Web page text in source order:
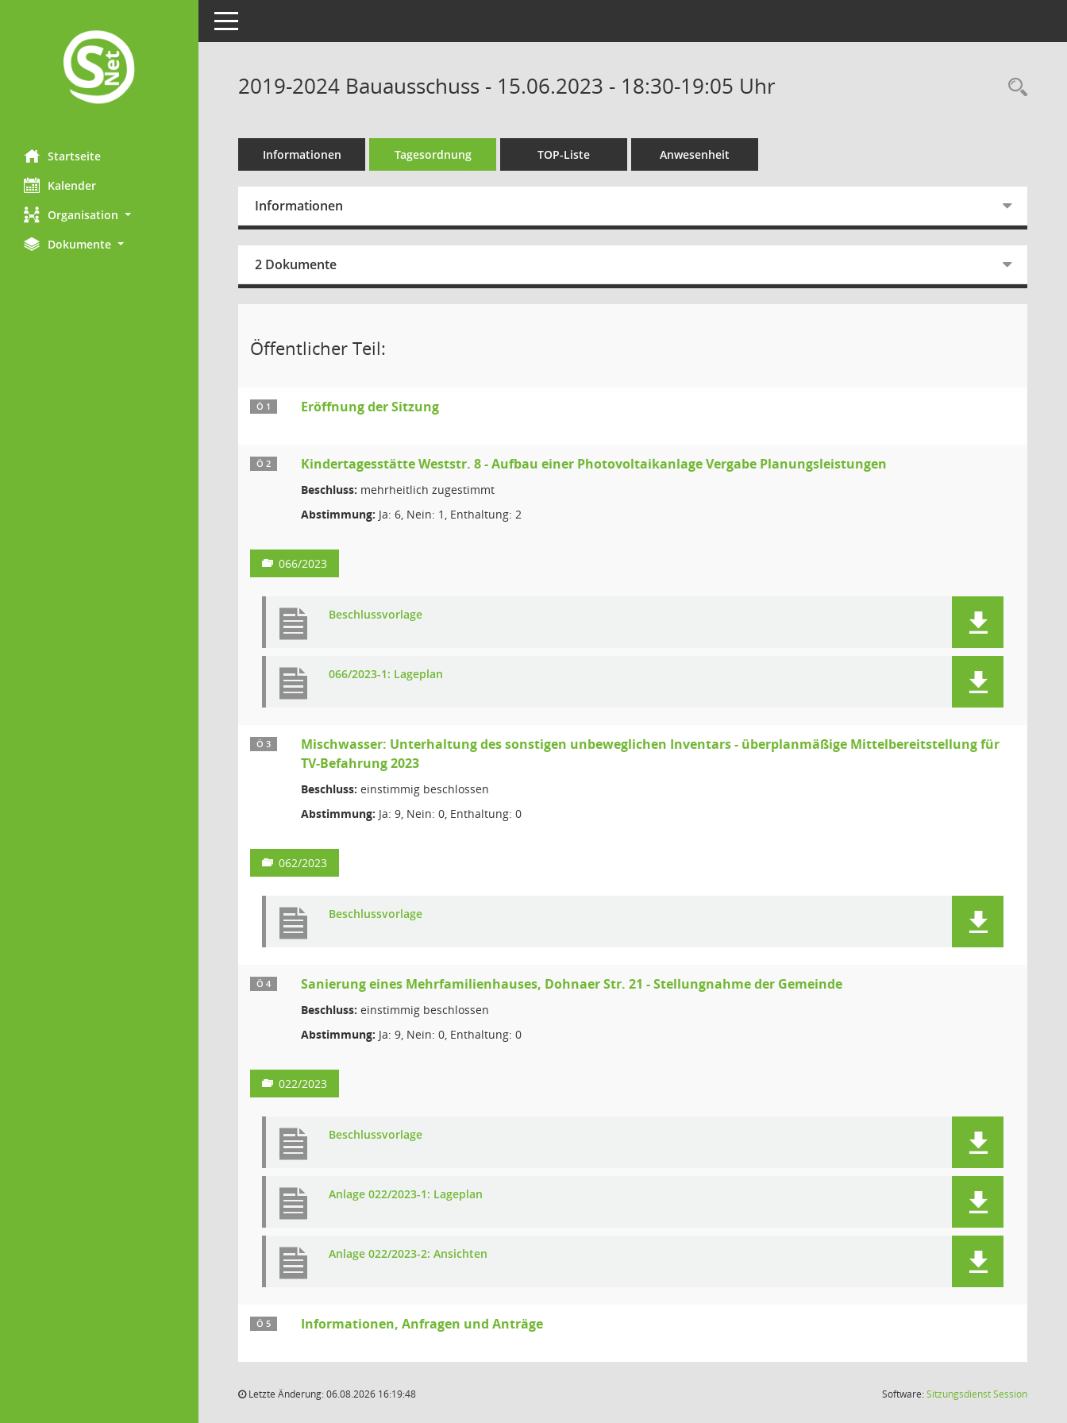
Startseite
Kalender
Organisation
Dokumente
Toggle navigation
2019-2024 Bauausschuss - 15.06.2023 - 18:30-19:05 Uhr
Informationen Tagesordnung TOP-Liste Anwesenheit
Informationen
2 Dokumente
Öffentlicher Teil:
Ö 1 Eröffnung der Sitzung
Ö 2 Kindertagesstätte Weststr. 8 - Aufbau einer Photovoltaikanlage Vergabe Planungsleistungen
Beschluss: mehrheitlich zugestimmt
Abstimmung: Ja: 6, Nein: 1, Enthaltung: 2
066/2023
Beschlussvorlage
066/2023-1: Lageplan
Ö 3
Mischwasser: Unterhaltung des sonstigen unbeweglichen Inventars - überplanmäßige Mittelbereitstellung für
TV-Befahrung 2023
Beschluss: einstimmig beschlossen
Abstimmung: Ja: 9, Nein: 0, Enthaltung: 0
062/2023
Beschlussvorlage
Ö 4 Sanierung eines Mehrfamilienhauses, Dohnaer Str. 21 - Stellungnahme der Gemeinde
Beschluss: einstimmig beschlossen
Abstimmung: Ja: 9, Nein: 0, Enthaltung: 0
022/2023
Beschlussvorlage
Anlage 022/2023-1: Lageplan
Anlage 022/2023-2: Ansichten
Ö 5 Informationen, Anfragen und Anträge
Letzte Änderung: 06.08.2026 16:19:48 Software:SitzungsdienstSession(Wird in